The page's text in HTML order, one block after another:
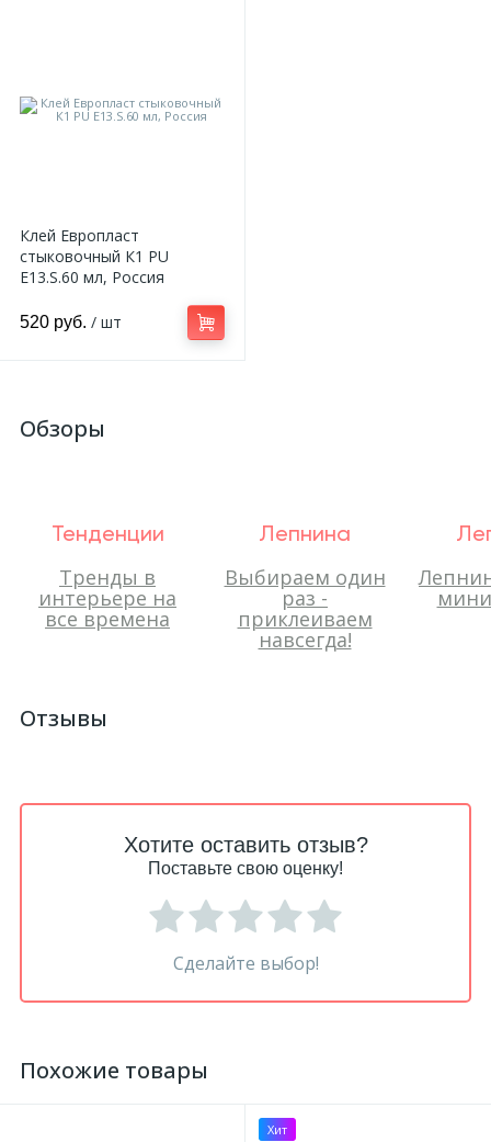
Клей Европласт
стыковочный К1 PU
E13.S.60 мл, Россия
520 руб. / шт
Обзоры
Тенденции
Тренды в
интерьере на
все времена
Лепнина
Выбираем один
раз -
приклеиваем
навсегда!
Отзывы
Хотите оставить отзыв?
Поставьте свою оценку!
Сделайте выбор!
Похожие товары
Хит